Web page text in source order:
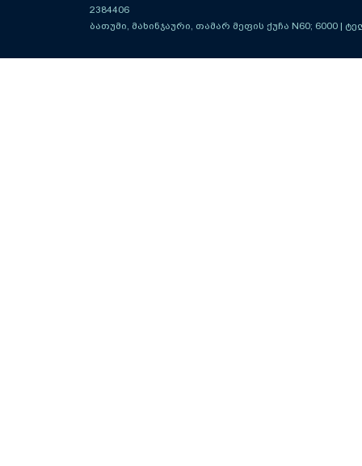
2384406
ბათუმი, მახინჯაური, თამარ მეფის ქუჩა N60; 6000 |